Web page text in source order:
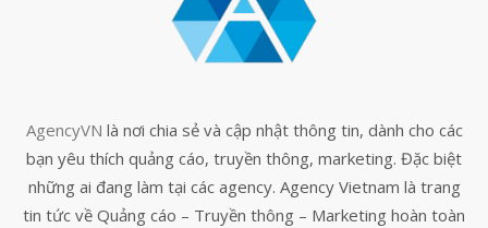
AgencyVN là nơi chia sẻ và cập nhật thông tin, dành cho các
bạn yêu thích quảng cáo, truyền thông, marketing. Đặc biệt
những ai đang làm tại các agency. Agency Vietnam là trang
tin tức về Quảng cáo – Truyền thông – Marketing hoàn toàn